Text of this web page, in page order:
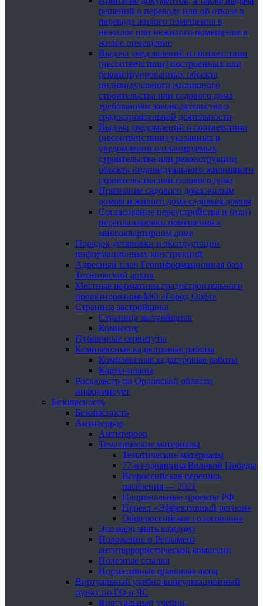
решений о переводе или об отказе в
переводе жилого помещения в
нежилое или нежилого помещения в
жилое помещение
Выдача уведомлений о соответствии
(несоответствии) построенных или
реконструированных объекта
индивидуального жилищного
строительства или садового дома
требованиям законодательства о
градостроительной деятельности
Выдача уведомлений о соответствии
(несоответствии) указанных в
уведомлении о планируемых
строительстве или реконструкции
объекта индивидуального жилищного
строительства или садового дома
Признание садового дома жилым
домом и жилого дома садовым домом
Согласование переустройства и (или)
перепланировки помещения в
многоквартирном доме
Порядок установки и эксплуатации
информационных конструкций
Адресный план Геоинформационная база
Технический архив
Местные нормативы градостроительного
проектирования МО «Город Орёл»
Страница застройщика
Страница застройщика
Комиссия
Публичные сервитуты
Комплексные кадастровые работы
Комплексные кадастровые работы
Карты-планы
Роскадастр по Орловской области
информирует
Безопасность
Безопасность
Антитеррор
Антитеррор
Тематические материалы
Тематические материалы
77-я годовщина Великой Победы
Всероссийская перепись
населения — 2021
Национальные проекты РФ
Проект «Эффективный регион»
Общероссийское голосование
Это надо знать каждому
Положение и Регламент
антитеррористической комиссии
Полезные ссылки
Нормативные правовые акты
Виртуальный учебно-консультационный
пункт по ГО и ЧС
Виртуальный учебно-